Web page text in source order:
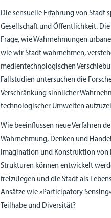
Die sensuelle Erfahrung von
Gesellschaft und Öffentlichkeit.
Frage, wie Wahrnehmungen
wie wir Stadt wahrnehmen,
medientechnologischen
Fallstudien untersuchen die
Verschränkung sinnlicher
technologischer Umwelten
Wie beeinflussen neue Verfahren
Wahrnehmung, Denken und
Imagination und Konstruktion von
Strukturen können entwickelt
freizulegen und die Stadt als
Ansätze wie »Participatory
Teilhabe und Diversität?